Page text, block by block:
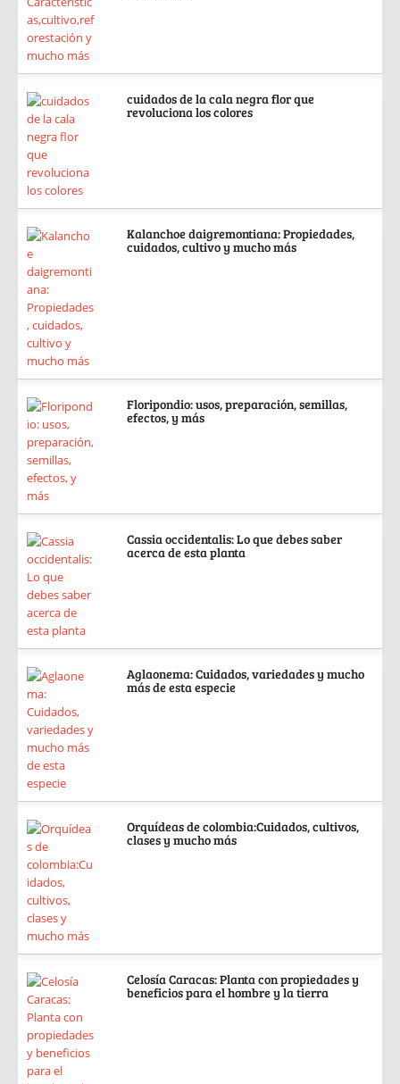
cuidados de la cala negra flor que
revoluciona los colores
Kalanchoe daigremontiana: Propiedades,
cuidados, cultivo y mucho más
Floripondio: usos, preparación, semillas,
efectos, y más
Cassia occidentalis: Lo que debes saber
acerca de esta planta
Aglaonema: Cuidados, variedades y mucho
más de esta especie
Orquídeas de colombia:Cuidados, cultivos,
clases y mucho más
Celosía Caracas: Planta con propiedades y
beneficios para el hombre y la tierra